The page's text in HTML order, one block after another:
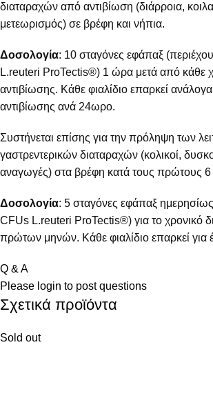
διαταραχών από αντιβίωση (διάρροια,
μετεωρισμός) σε βρέφη και νήπια.
Δοσολογία: 10 σταγόνες εφάπαξ
L.reuteri ProTectis®) 1 ώρα μετά από κάθε
αντιβίωσης. Κάθε φιαλίδιο επαρκεί
αντιβίωσης ανά 24ωρο.
Συστήνεται επίσης για την πρόληψη των
γαστρεντερικών διαταραχών (κολικοί,
αναγωγές) στα βρέφη κατά τους πρώτους 6
Δοσολογία: 5 σταγόνες εφάπαξ
CFUs L.reuteri ProTectis®) για το χρονικό
πρώτων μηνών. Κάθε φιαλίδιο επαρκεί για
Q & A
Please login to post questions
Σχετικά προϊόντα
Sold out